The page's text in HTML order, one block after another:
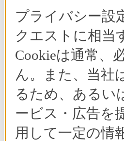
プライバシー設
クエストに相当
Cookieは通常、
ん。また、当社
るため、あるい
ービス・広告を
用して一定の情